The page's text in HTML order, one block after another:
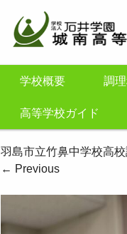
学校概要 調
高等学校ガイド
羽島市立竹鼻中学校高
← Previous